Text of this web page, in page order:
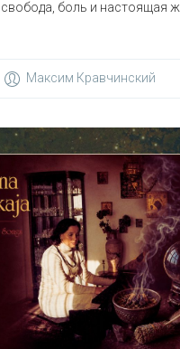
свобода, боль и настоящая
Максим Кравчинский